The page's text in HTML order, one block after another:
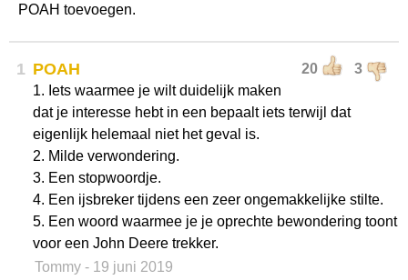
POAH toevoegen.
1 20 3
POAH
1. Iets waarmee je wilt duidelijk maken
dat je interesse hebt in een bepaalt iets terwijl dat
eigenlijk helemaal niet het geval is.
2. Milde verwondering.
3. Een stopwoordje.
4. Een ijsbreker tijdens een zeer ongemakkelijke stilte.
5. Een woord waarmee je je oprechte bewondering toont
voor een John Deere trekker.
Tommy - 19 juni 2019